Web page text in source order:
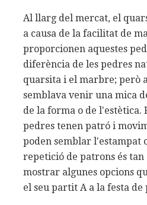
Al llarg del mercat, el
a causa de la facilitat de
proporcionen aquestes
diferència de les pedres
quarsita i el marbre; però
semblava venir una mica
de la forma o de l'estètica.
pedres tenen patró i
poden semblar l'estampat
repetició de patrons és
mostrar algunes opcions
el seu partit A a la festa